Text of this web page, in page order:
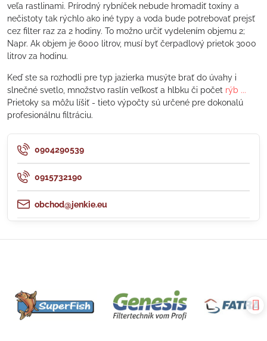
veľa rastlinami. Prírodný rybníček nebude hromadiť toxíny a
nečistoty tak rýchlo ako iné typy a voda bude potrebovať prejsť
cez filter raz za 2 hodiny. To možno určiť vydelením objemu 2;
Napr. Ak objem je 6000 litrov, musí byť čerpadlový prietok 3000
litrov za hodinu.
Keď ste sa rozhodli pre typ jazierka musýte brať do úvahy i
slnečné svetlo, množstvo raslín veľkosť a hlbku či počet rýb ...
Prietoky sa môžu líšiť - tieto výpočty sú určené pre dokonalú
profesionálnu filtráciu.
0904290539
0915732190
obchod@jenkie.eu